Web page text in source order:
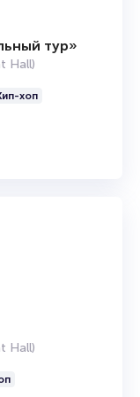
тур»
Hall)
хоп
Hall)